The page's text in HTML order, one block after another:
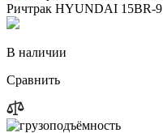
Ричтрак HYUNDAI 15BR-9
В наличии
Сравнить